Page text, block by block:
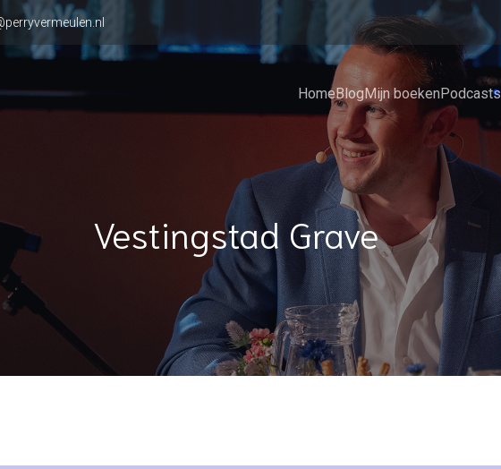
HomeBlogMijn boekenPodcasts
Vestingstad Grave